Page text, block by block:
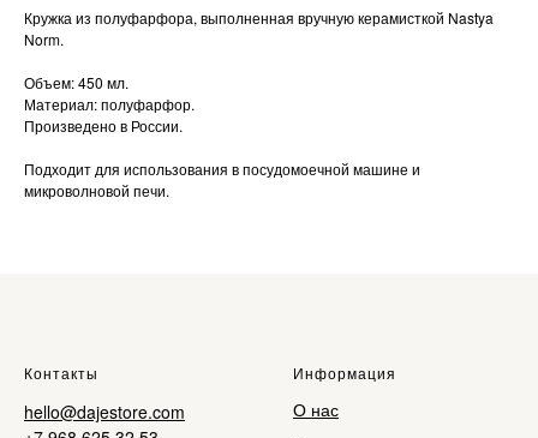
Кружка из полуфарфора, выполненная вручную керамисткой Nastya
Norm.
Объем: 450 мл.
Материал: полуфарфор.
Произведено в России.
Подходит для использования в посудомоечной машине и
микроволновой печи.
Контакты
hello@dajestore.com
Информация
О нас